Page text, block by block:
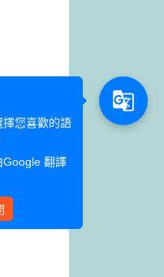
您喜歡的語
Google 翻譯
g_translate